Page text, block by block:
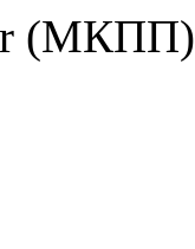
(МКПП)